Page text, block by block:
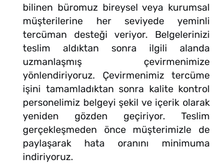
bilinen büromuz bireysel veya kurumsal
müşterilerine her seviyede yeminli
tercüman desteği veriyor. Belgelerinizi
teslim aldıktan sonra ilgili alanda
uzmanlaşmış çevirmenimize
yönlendiriyoruz. Çevirmenimiz tercüme
işini tamamladıktan sonra kalite kontrol
personelimiz belgeyi şekil ve içerik olarak
yeniden gözden geçiriyor. Teslim
gerçekleşmeden önce müşterimizle de
paylaşarak hata oranını minimuma
indiriyoruz.